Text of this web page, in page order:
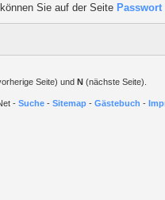
Sie auf der Seite
Seite) und N (nächste Seite).
- Suche - Sitemap - Gästebuch -